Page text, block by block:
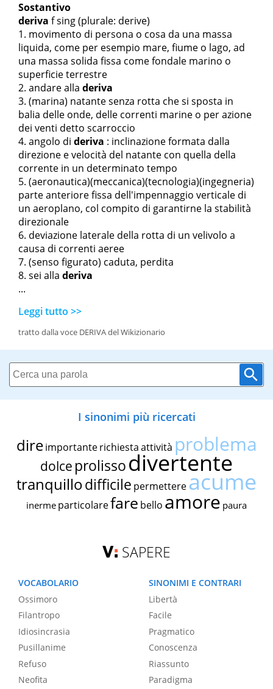
Sostantivo
deriva f sing(plurale: derive)
movimento di persona o cosa da una massa
liquida, come per esempio mare, fiume o lago, ad
una massa solida fissa come fondale marino o
superficie terrestre
andare alla deriva
(marina) natante senza rotta che si sposta in
balia delle onde, delle correnti marine o per azione
dei venti detto scarroccio
angolo di deriva : inclinazione formata dalla
direzione e velocità del natante con quella della
corrente in un determinato tempo
(aeronautica)(meccanica)(tecnologia)(ingegneria)
parte anteriore fissa dell'impennaggio verticale di
un aeroplano, col compito di garantirne la stabilità
direzionale
deviazione laterale della rotta di un velivolo a
causa di correnti aeree
(senso figurato) caduta, perdita
sei alla deriva
...
Leggi tutto >>
tratto dalla voce DERIVA del Wikizionario
I sinonimi più ricercati
dire importante richiestaattività problema
dolce prolissodivertente
tranquillodifficile permettereacume
inerme particolarefare bello amore paura
SAPERE
VOCABOLARIO
Ossimoro
Filantropo
Idiosincrasia
Pusillanime
Refuso
Neofita
SINONIMI E CONTRARI
Libertà
Facile
Pragmatico
Conoscenza
Riassunto
Paradigma